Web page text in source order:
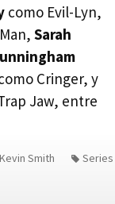
como Evil-Lyn,
Sarah
Cringer, y
Jaw, entre
Kevin Smith